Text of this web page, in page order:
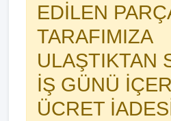
EDİLEN
TARAFIMIZA
ULAŞTIKTAN
İŞ GÜNÜ
ÜCRET